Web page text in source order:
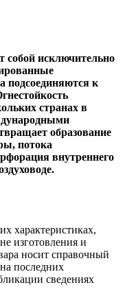
собой исключительно
подсоединяются к
странах в
образование
потока
внутреннего
характеристиках,
изготовления и
носит справочный
последних
сведениях